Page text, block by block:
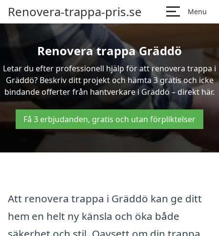
Renovera-trappa-pris.se Menu
Renovera trappa Gräddö
Letar du efter professionell hjälp för att renovera trappa i
Gräddö? Beskriv ditt projekt och hämta 3 gratis och icke
bindande offerter från hantverkare i Gräddö – direkt här.
Få 3 erbjudanden, gratis och utan förpliktelser
Att renovera trappa i Gräddö kan ge ditt
hem en helt ny känsla och öka både